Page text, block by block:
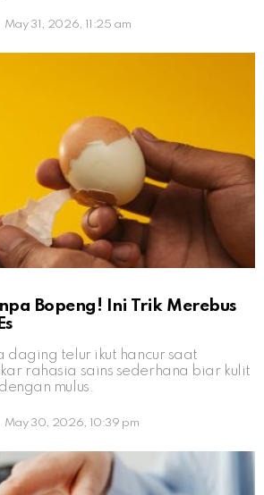
May 31, 2026, 11:25 am
Bopeng! Ini Trik Merebus
daging telur ikut hancur saat
rahasia sains sederhana biar kulit
mulus.
May 30, 2026, 10:39 pm